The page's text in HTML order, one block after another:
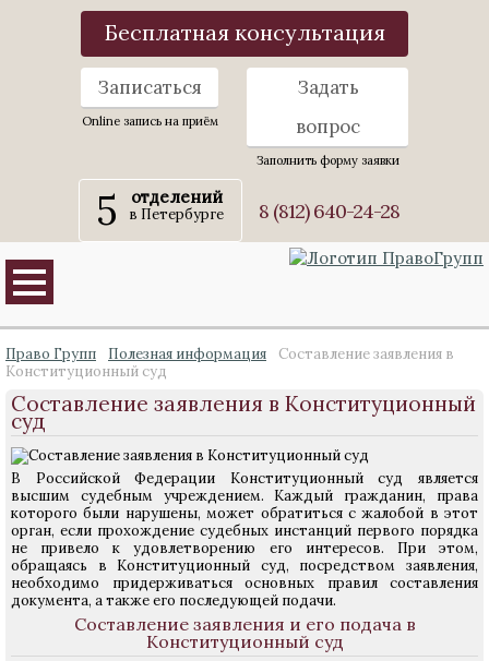
Бесплатная консультация
Записаться
Online запись на приём
Задать
вопрос
Заполнить форму заявки
5 отделений
в Петербурге 8 (812) 640-24-28
Право Групп Полезная информация
Составление заявления в
Конституционный суд
Составление заявления в Конституционный
суд
В Российской Федерации Конституционный суд является
высшим судебным учреждением. Каждый гражданин, права
которого были нарушены, может обратиться с жалобой в этот
орган, если прохождение судебных инстанций первого порядка
не привело к удовлетворению его интересов. При этом,
обращаясь в Конституционный суд, посредством заявления,
необходимо придерживаться основных правил составления
документа, а также его последующей подачи.
Составление заявления и его подача в
Конституционный суд